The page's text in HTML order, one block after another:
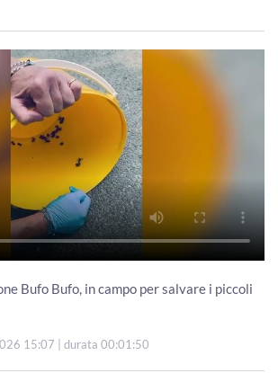
Bufo Bufo, in campo per salvare i piccoli
15:07 | durata 00:01:50